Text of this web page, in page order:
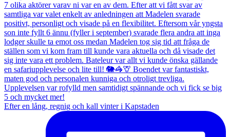
Efter en lång, regnig och kall vinter i Kapstaden